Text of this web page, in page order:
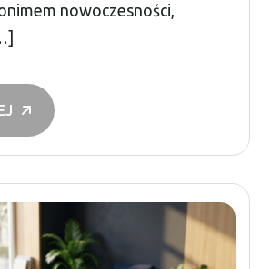
nowoczesności,